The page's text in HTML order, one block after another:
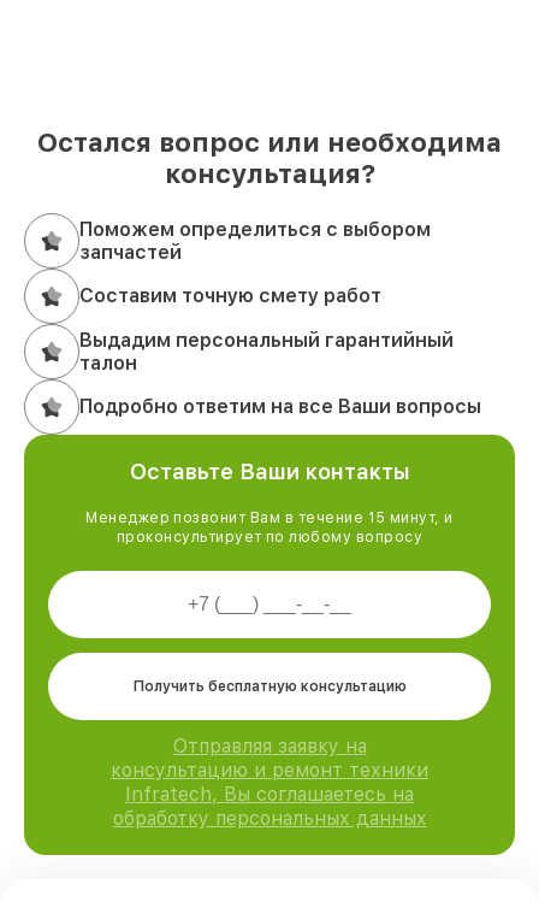
Остался вопрос или необходима
консультация?
Поможем определиться с выбором
запчастей
Составим точную смету работ
Выдадим персональный гарантийный
талон
Подробно ответим на все Ваши вопросы
Оставьте Ваши контакты
Менеджер позвонит Вам в течение 15 минут, и
проконсультирует по любому вопросу
Получить бесплатную консультацию
Отправляя заявку на
консультацию и ремонт техники
Infratech, Вы соглашаетесь на
обработку персональных данных